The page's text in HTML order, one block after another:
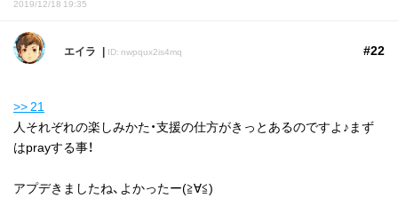
2019/12/18 19:35
エイラ ID: nwpqux2is4mq #22
>> 21
人それぞれの楽しみかた・支援の仕方がきっとあるのですよ♪まず
はprayする事！
アプデきましたね、よかったー(≧∀≦)